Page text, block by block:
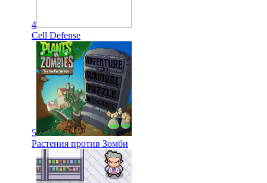
4
Cell Defense
5
Растения против Зомби